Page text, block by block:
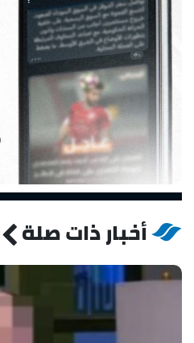
أخبار ذات صلة